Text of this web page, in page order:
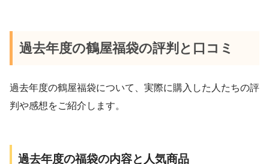
過去年度の鶴屋福袋の評判と口コミ
過去年度の鶴屋福袋について、実際に購入した人たちの評
判や感想をご紹介します。
過去年度の福袋の内容と人気商品